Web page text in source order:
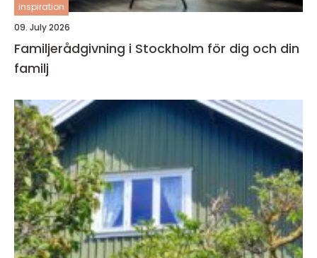
inspiration
09. July 2026
Familjerådgivning i Stockholm för dig och din
familj